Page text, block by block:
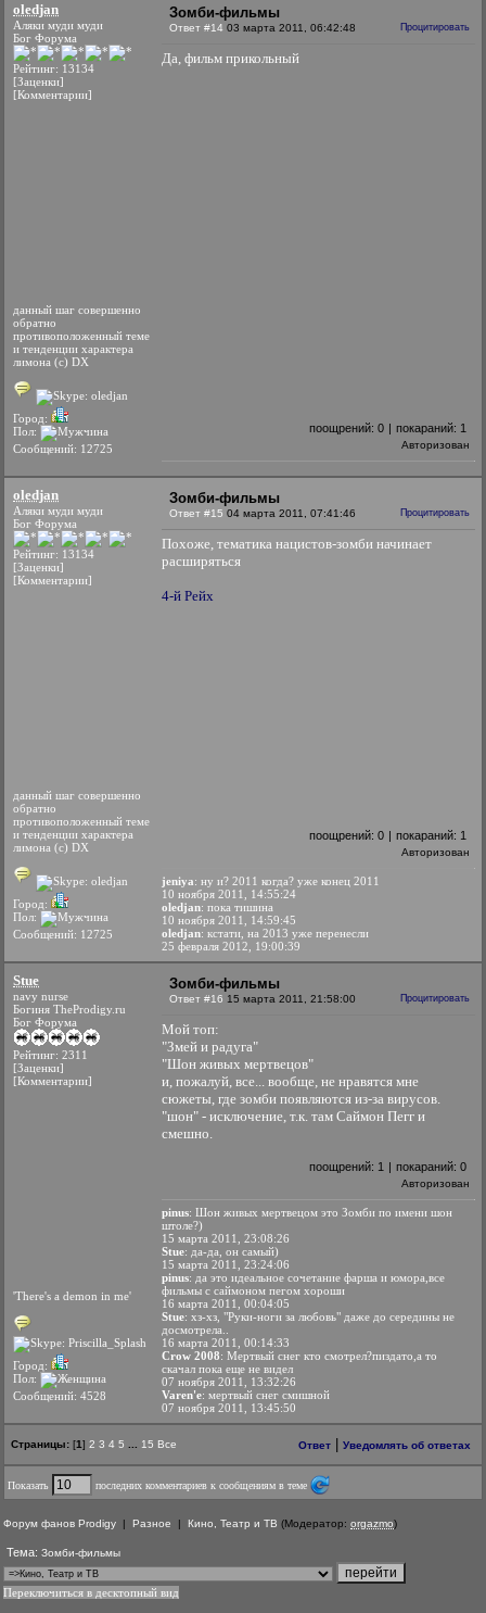
oledjan
Аляки муди муди
Бог Форума
Рейтинг: 13134
[Заценки]
[Комментарии]
данный шаг совершенно
обратно
противоположенный теме
и тенденции характера
лимона (с) DX
Город:
Пол:
Сообщений: 12725
Зомби-фильмы
Ответ #14 03 марта 2011, 06:42:48 Процитировать
Да, фильм прикольный
поощрений: 0 | покараний: 1
Авторизован
oledjan
Аляки муди муди
Бог Форума
Рейтинг: 13134
[Заценки]
[Комментарии]
данный шаг совершенно
обратно
противоположенный теме
и тенденции характера
лимона (с) DX
Город:
Пол:
Сообщений: 12725
Зомби-фильмы
Ответ #15 04 марта 2011, 07:41:46 Процитировать
Похоже, тематика нацистов-зомби начинает
расширяться
4-й Рейх
поощрений: 0 | покараний: 1
Авторизован
jeniya: ну и? 2011 когда? уже конец 2011
10 ноября 2011, 14:55:24
oledjan: пока тишина
10 ноября 2011, 14:59:45
oledjan: кстати, на 2013 уже перенесли
25 февраля 2012, 19:00:39
Stue
navy nurse
Богиня TheProdigy.ru
Бог Форума
Рейтинг: 2311
[Заценки]
[Комментарии]
'There's a demon in me'
Город:
Пол:
Сообщений: 4528
Зомби-фильмы
Ответ #16 15 марта 2011, 21:58:00 Процитировать
Мой топ:
"Змей и радуга"
"Шон живых мертвецов"
и, пожалуй, все... вообще, не нравятся мне
сюжеты, где зомби появляются из-за вирусов.
"шон" - исключение, т.к. там Саймон Пегг и
смешно.
поощрений: 1 | покараний: 0
Авторизован
pinus: Шон живых мертвецом это Зомби по имени шон
штоле?)
15 марта 2011, 23:08:26
Stue: да-да, он самый)
15 марта 2011, 23:24:06
pinus: да это идеальное сочетание фарша и юмора,все
фильмы с саймоном пегом хороши
16 марта 2011, 00:04:05
Stue: хз-хз, "Руки-ноги за любовь" даже до середины не
досмотрела..
16 марта 2011, 00:14:33
Crow 2008: Мертвый снег кто смотрел?пиздато,а то
скачал пока еще не видел
07 ноября 2011, 13:32:26
Varen'e: мертвый снег смишной
07 ноября 2011, 13:45:50
Страницы: [1] 2 3 4 5 15 Все Ответ Уведомлять об ответах
Показать последних комментариев к сообщениям в теме
Форум фанов Prodigy | Разное | Кино, Театр и ТВ (Модератор: orgazmo)
Тема: Зомби-фильмы
Переключиться в десктопный вид